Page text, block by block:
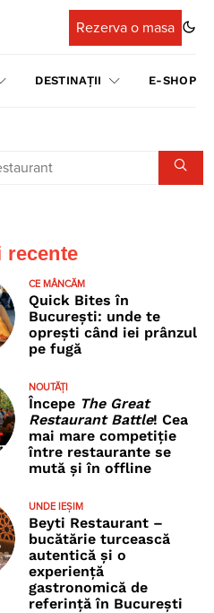
Rezerva o masa
DESTINAȚII E-SHOP
recente
CE MÂNCĂM
Quick Bites în
București: unde te
oprești când iei prânzul
pe fugă
NOUTĂȚI
Începe The Great
Restaurant Battle! Cea
mai mare competiție
între restaurante se
mută și în offline
UNDE IEȘIM
Beyti Restaurant –
bucătărie turcească
autentică și o
experiență
gastronomică de
referință în București